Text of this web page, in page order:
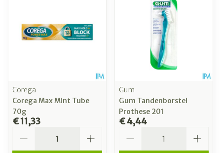
Corega
Corega Max Mint Tube
70g
€ 11,33
Gum
Gum Tandenborstel
Prothese 201
€ 4,44